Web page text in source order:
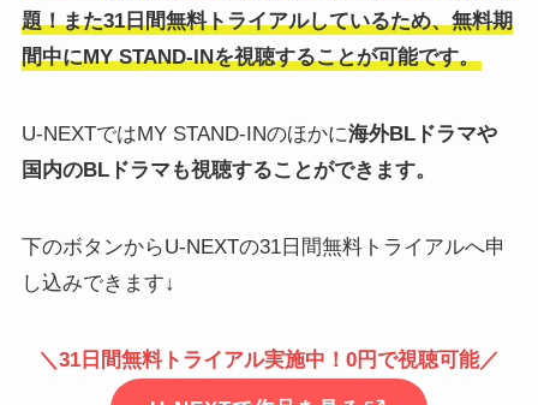
題！また31日間無料トライアルしているため、無料期
間中にMY STAND-INを視聴することが可能です。
U-NEXTではMY STAND-INのほかに海外BLドラマや
国内のBLドラマも視聴することができます。
下のボタンからU-NEXTの31日間無料トライアルへ申
し込みできます↓
＼31日間無料トライアル実施中！0円で視聴可能／